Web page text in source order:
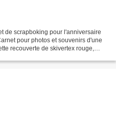
de scrapboking pour l'anniversaire
pour photos et souvenirs d'une
recouverte de skivertex rouge,